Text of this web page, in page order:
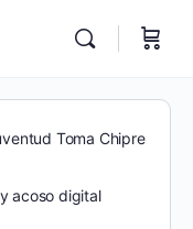
Toma Chipre
acoso digital